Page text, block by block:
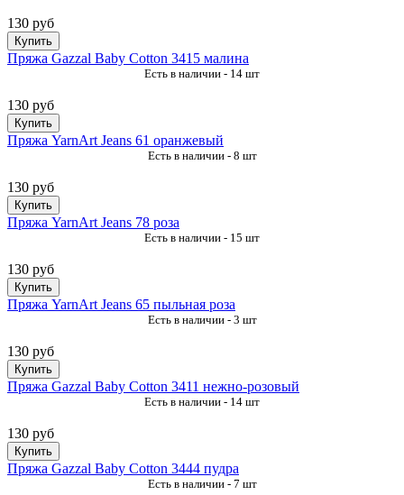
130 руб
Купить
Пряжа Gazzal Baby Cotton 3415 малина
Есть в наличии - 14 шт
130 руб
Купить
Пряжа YarnArt Jeans 61 оранжевый
Есть в наличии - 8 шт
130 руб
Купить
Пряжа YarnArt Jeans 78 роза
Есть в наличии - 15 шт
130 руб
Купить
Пряжа YarnArt Jeans 65 пыльная роза
Есть в наличии - 3 шт
130 руб
Купить
Пряжа Gazzal Baby Cotton 3411 нежно-розовый
Есть в наличии - 14 шт
130 руб
Купить
Пряжа Gazzal Baby Cotton 3444 пудра
Есть в наличии - 7 шт